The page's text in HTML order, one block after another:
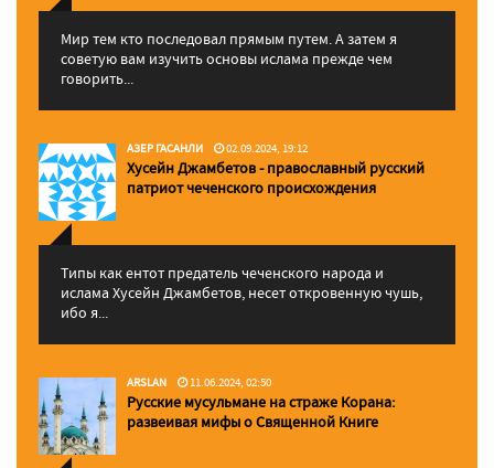
Мир тем кто последовал прямым путем. А затем я
советую вам изучить основы ислама прежде чем
говорить...
АЗЕР ГАСАНЛИ 02.09.2024, 19:12
Хусейн Джамбетов - православный русский
патриот чеченского происхождения
Типы как ентот предатель чеченского народа и
ислама Хусейн Джамбетов, несет откровенную чушь,
ибо я...
ARSLAN 11.06.2024, 02:50
Русские мусульмане на страже Корана:
pазвеивая мифы о Священной Книге